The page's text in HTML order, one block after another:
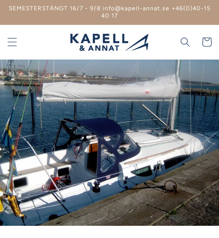
vidare
innehåll
SEMESTERSTÄNGT 16/7 - 9/8 info@kapell-annat.se +46(0)40-15
40 17